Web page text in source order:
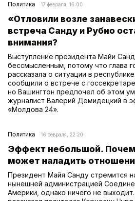
Политика 17 февраля, 16:00
«Отловили возле
встреча Санду и Рубио
внимания?
Выступление президента Майи
бессмысленным, потому что глава
рассказала о ситуации в
сообщили о встрече с
но Вашингтон предпочел об этом
журналист Валерий Демидецкий в
«Молдова 24».
Политика 16 февраля, 22:20
Эффект небольшой.
может наладить
Президент Майя Санду стремится
нынешней администрацией
Америки, однако ничего не выходит.